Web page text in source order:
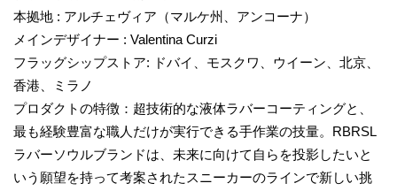
本拠地 : アルチェヴィア（マルケ州、アンコーナ）
メインデザイナー : Valentina Curzi
フラッグシップストア: ドバイ、モスクワ、ウイーン、北京、
香港、ミラノ
プロダクトの特徴：超技術的な液体ラバーコーティングと、
最も経験豊富な職人だけが実行できる手作業の技量。RBRSL
ラバーソウルブランドは、未来に向けて自らを投影したいと
いう願望を持って考案されたスニーカーのラインで新しい挑